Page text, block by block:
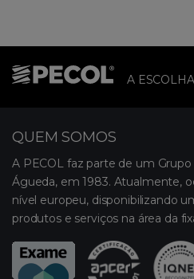
A
QUEM SOMOS
A PECOL faz parte de um
Águeda, em 1983. Atualmente,
nível europeu, disponibilizando
produtos e serviços na área da